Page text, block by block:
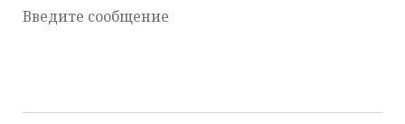
Введите сообщение